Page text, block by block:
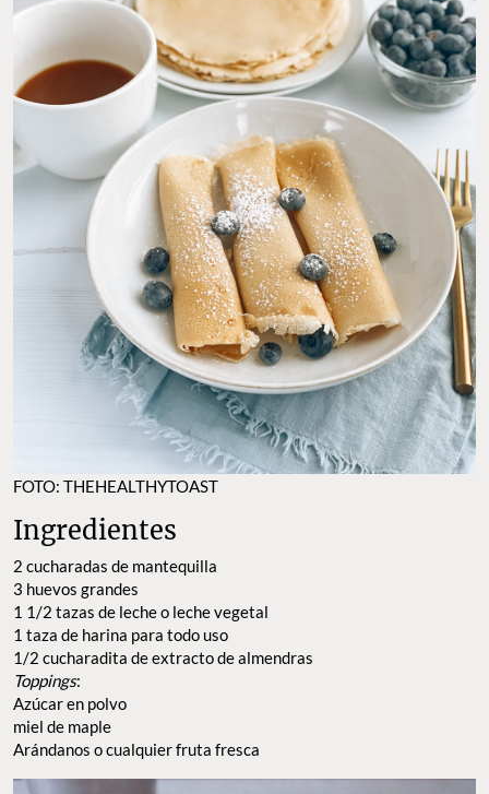
FOTO: THEHEALTHYTOAST
Ingredientes
2 cucharadas de mantequilla
3 huevos grandes
1 1/2 tazas de leche o leche vegetal
1 taza de harina para todo uso
1/2 cucharadita de extracto de almendras
Toppings:
Azúcar en polvo
miel de maple
Arándanos o cualquier fruta fresca